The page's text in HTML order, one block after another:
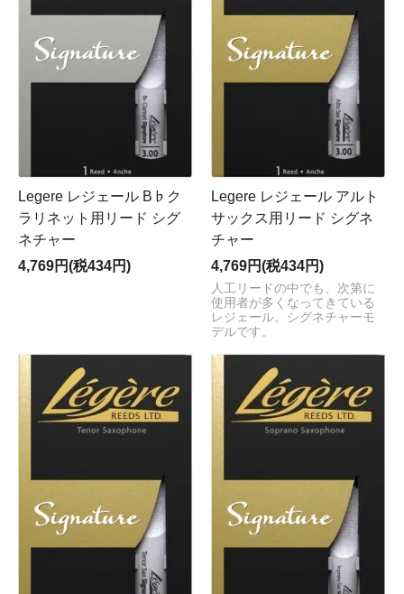
Legere レジェール B♭ク
ラリネット用リード シグ
ネチャー
4,769円(税434円)
Legere レジェール アルト
サックス用リード シグネ
チャー
4,769円(税434円)
人工リードの中でも、次第に
使用者が多くなってきている
レジェール。シグネチャーモ
デルです。